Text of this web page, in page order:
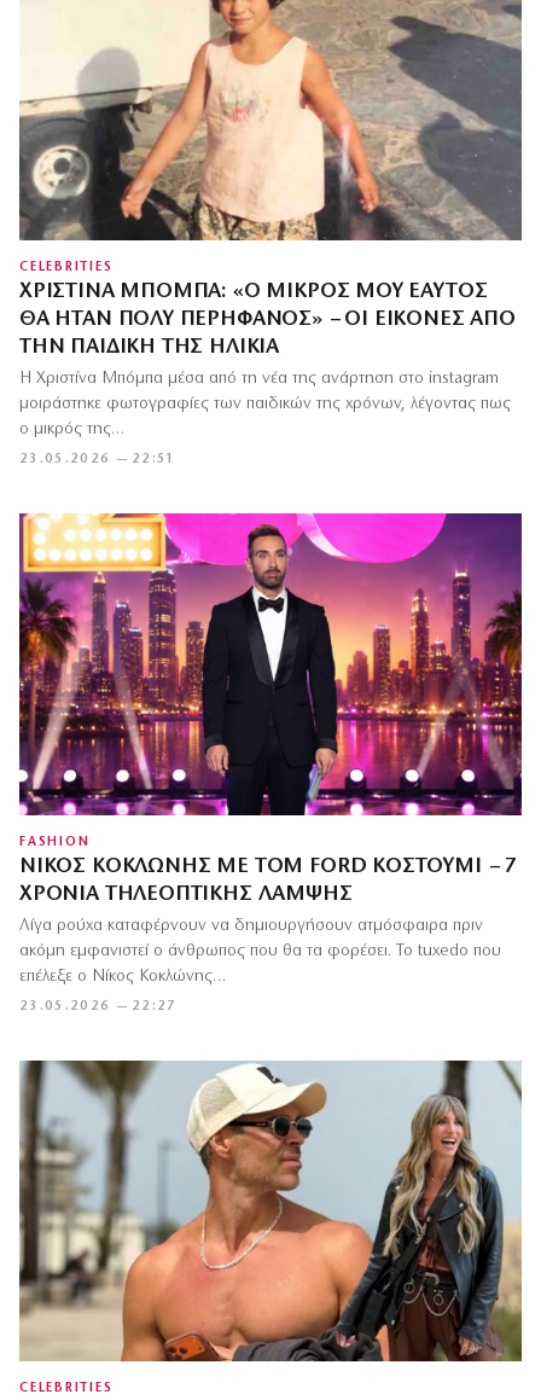
CELEBRITIES
ΧΡΙΣΤΊΝΑ ΜΠΌΜΠΑ: «Ο ΜΙΚΡΌΣ ΜΟΥ ΕΑΥΤΌΣ
ΘΑ ΉΤΑΝ ΠΟΛΎ ΠΕΡΉΦΑΝΟΣ» – ΟΙ ΕΙΚΌΝΕΣ ΑΠΌ
ΤΗΝ ΠΑΙΔΙΚΉ ΤΗΣ ΗΛΙΚΊΑ
23.05.2026 — 22:51
Η Χριστίνα Μπόμπα μέσα από τη νέα της ανάρτηση στο instagram
μοιράστηκε φωτογραφίες των παιδικών της χρόνων, λέγοντας πως
ο μικρός της…
FASHION
ΝΊΚΟΣ ΚΟΚΛΏΝΗΣ ΜΕ TOM FORD ΚΟΣΤΟΎΜΙ – 7
ΧΡΌΝΙΑ ΤΗΛΕΟΠΤΙΚΉΣ ΛΆΜΨΗΣ
23.05.2026 — 22:27
Λίγα ρούχα καταφέρνουν να δημιουργήσουν ατμόσφαιρα πριν
ακόμη εμφανιστεί ο άνθρωπος που θα τα φορέσει. Το tuxedo που
επέλεξε ο Νίκος Κοκλώνης…
CELEBRITIES